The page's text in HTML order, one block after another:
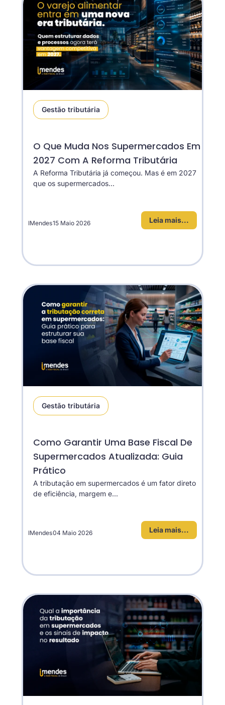
Gestão tributária
O Que Muda Nos Supermercados Em
2027 Com A Reforma Tributária
A Reforma Tributária já começou. Mas é em 2027
que os supermercados...
Leia mais...
IMendes15 Maio 2026
Gestão tributária
Como Garantir Uma Base Fiscal De
Supermercados Atualizada: Guia
Prático
A tributação em supermercados é um fator direto
de eficiência, margem e...
Leia mais...
IMendes04 Maio 2026